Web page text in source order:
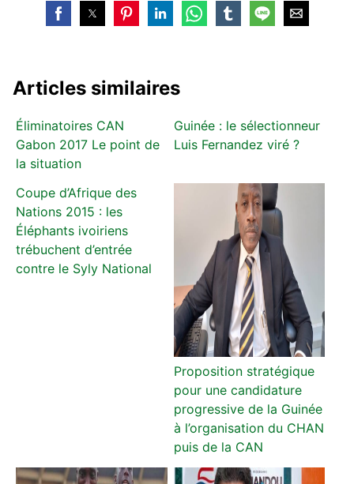
Articles similaires
Éliminatoires CAN
Gabon 2017 Le point de
la situation
Guinée : le sélectionneur
Luis Fernandez viré ?
Coupe d’Afrique des
Nations 2015 : les
Éléphants ivoiriens
trébuchent d’entrée
contre le Syly National
Proposition stratégique
pour une candidature
progressive de la Guinée
à l’organisation du CHAN
puis de la CAN